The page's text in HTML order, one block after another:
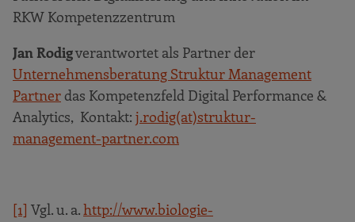
RKW Kompetenzzentrum
Jan Rodigverantwortet als Partner der
Unternehmensberatung Struktur Management
Partner das Kompetenzfeld Digital Performance &
Analytics, Kontakt: j.rodig(at)struktur-
management-partner.com
[1] Vgl. u. a.http://www.biologie-